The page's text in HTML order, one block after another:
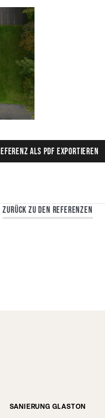
als PDF exportieren
Zurück zu den Referenzen
SANIERUNG GLASTON